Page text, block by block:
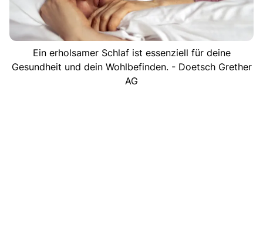
Ein erholsamer Schlaf ist essenziell für deine
Gesundheit und dein Wohlbefinden. - Doetsch Grether
AG